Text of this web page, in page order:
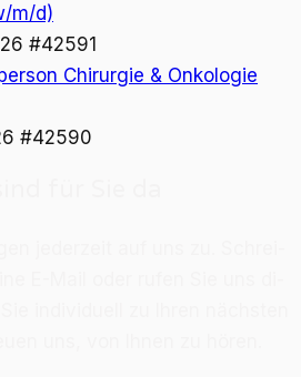
m/d)
#42591
Chirurgie & Onkologie
#42590